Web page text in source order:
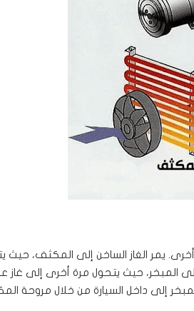
يمر الغاز الساخن إلى المكثف، حيث
إلى المبخر، حيث يتحول مرة أخرى إلى غاز
المبخر إلى داخل السيارة من خلال مروحة